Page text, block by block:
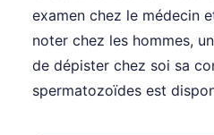
examen chez le médecin
noter chez les hommes,
de dépister chez soi sa
spermatozoïdes est